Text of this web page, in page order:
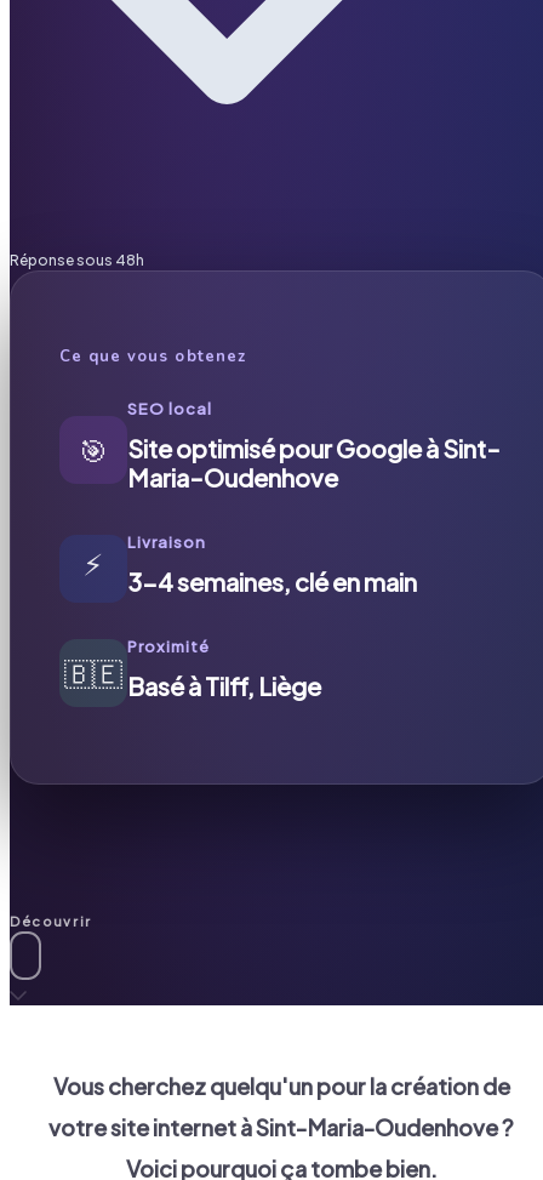
Réponse sous 48h
Ce que vous obtenez
🎯
SEO local
Site optimisé pour Google à Sint-
Maria-Oudenhove
⚡
Livraison
3-4 semaines, clé en main
🇧🇪
Proximité
Basé à Tilff, Liège
Découvrir
Vous cherchez quelqu'un pour la création de
votre site internet àSint-Maria-Oudenhove?
Voici pourquoi ça tombe bien.